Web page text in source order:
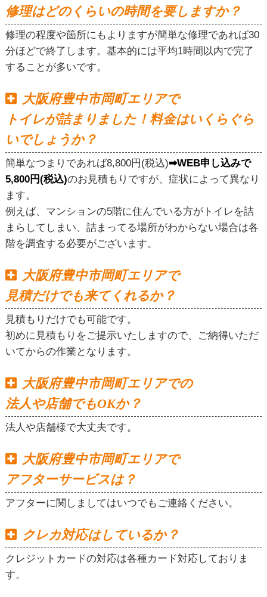
修理はどのくらいの時間を要しますか？
修理の程度や箇所にもよりますが簡単な修理であれば30
分ほどで終了します。基本的には平均1時間以内で完了
することが多いです。
大阪府豊中市岡町エリアで
トイレが詰まりました！料金はいくらぐら
いでしょうか？
簡単なつまりであれば8,800円(税込)➡WEB申し込みで
5,800円(税込)のお見積もりですが、症状によって異なり
ます。
例えば、マンションの5階に住んでいる方がトイレを詰
まらしてしまい、詰まってる場所がわからない場合は各
階を調査する必要がございます。
大阪府豊中市岡町エリアで
見積だけでも来てくれるか？
見積もりだけでも可能です。
初めに見積もりをご提示いたしますので、ご納得いただ
いてからの作業となります。
大阪府豊中市岡町エリアでの
法人や店舗でもOKか？
法人や店舗様で大丈夫です。
大阪府豊中市岡町エリアで
アフターサービスは？
アフターに関しましてはいつでもご連絡ください。
クレカ対応はしているか？
クレジットカードの対応は各種カード対応しておりま
す。